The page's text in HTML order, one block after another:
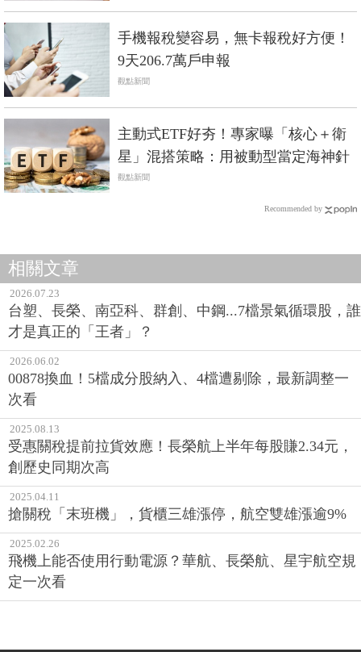
手機報稅變容易，無卡報稅好方便！
9天206.7萬戶申報
觀點新聞
主動式ETF好夯！專家曝「核心＋衛
星」混搭策略：用被動型當定海神針
觀點新聞
Recommended by
相關文章
2026.07.23
台塑、長榮、南亞科、群創、中鋼...7檔景氣循環股，誰
才是真正的「王者」？
2026.06.02
00878換血！5檔成分股納入、4檔遭剔除，最新調整一
次看
2025.08.13
受惠關稅提前拉貨效應！長榮航上半年每股賺2.34元，
創歷史同期次高
2025.04.11
搶關稅「末班機」，貨櫃三雄漲停，航空雙雄漲逾9%
2025.02.26
飛機上能否使用行動電源？華航、長榮航、星宇航空規
定一次看